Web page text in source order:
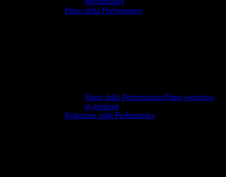
Piano della Performance
Piano della Performance/Piano esecutivo
di gestione
Relazione sulla Performance